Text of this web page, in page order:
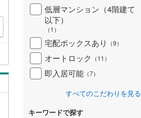
低層マンション（4階建て
以下）
（1 ）
宅配ボックスあり （9）
オートロック （11 ）
即入居可能 （7）
すべてのこだわりを見る
キーワードで探す